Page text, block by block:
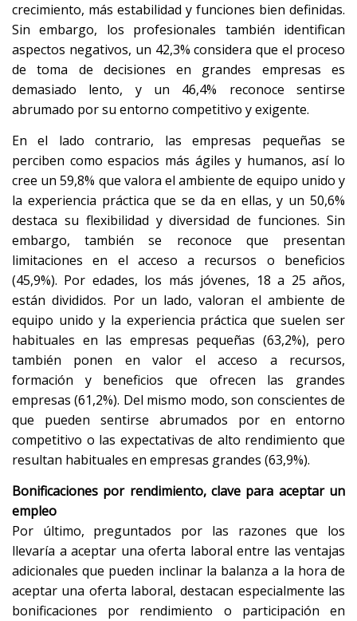
crecimiento, más estabilidad y funciones bien definidas.
Sin embargo, los profesionales también identifican
aspectos negativos, un 42,3% considera que el proceso
de toma de decisiones en grandes empresas es
demasiado lento, y un 46,4% reconoce sentirse
abrumado por su entorno competitivo y exigente.
En el lado contrario, las empresas pequeñas se
perciben como espacios más ágiles y humanos, así lo
cree un 59,8% que valora el ambiente de equipo unido y
la experiencia práctica que se da en ellas, y un 50,6%
destaca su flexibilidad y diversidad de funciones. Sin
embargo, también se reconoce que presentan
limitaciones en el acceso a recursos o beneficios
(45,9%). Por edades, los más jóvenes, 18 a 25 años,
están divididos. Por un lado, valoran el ambiente de
equipo unido y la experiencia práctica que suelen ser
habituales en las empresas pequeñas (63,2%), pero
también ponen en valor el acceso a recursos,
formación y beneficios que ofrecen las grandes
empresas (61,2%). Del mismo modo, son conscientes de
que pueden sentirse abrumados por en entorno
competitivo o las expectativas de alto rendimiento que
resultan habituales en empresas grandes (63,9%).
Bonificaciones por rendimiento, clave para aceptar un
empleo
Por último, preguntados por las razones que los
llevaría a aceptar una oferta laboral entre las ventajas
adicionales que pueden inclinar la balanza a la hora de
aceptar una oferta laboral, destacan especialmente las
bonificaciones por rendimiento o participación en